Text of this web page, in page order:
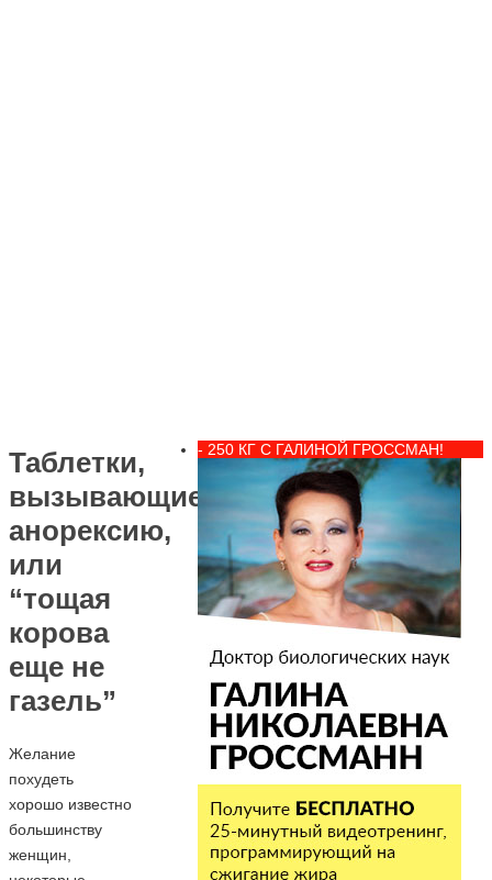
Таблетки,
вызывающие
анорексию,
или
“тощая
корова
еще не
газель”
Желание
похудеть
хорошо известно
большинству
женщин,
- 250 КГ С ГАЛИНОЙ ГРОССМАН!